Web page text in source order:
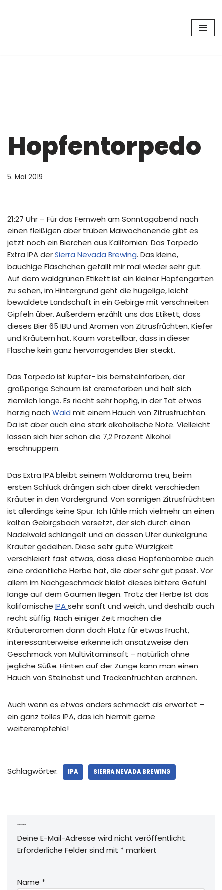
Hopfentorpedo
5. Mai 2019
21:27 Uhr – Für das Fernweh am Sonntagabend nach
einen fleißigen aber trüben Maiwochenende gibt es
jetzt noch ein Bierchen aus Kalifornien: Das Torpedo
Extra IPA derSierra Nevada Brewing. Das kleine,
bauchige Fläschchen gefällt mir mal wieder sehr gut.
Auf dem waldgrünen Etikett ist ein kleiner Hopfengarten
zu sehen, im Hintergrund geht die hügelige, leicht
bewaldete Landschaft in ein Gebirge mit verschneiten
Gipfeln über. Außerdem erzählt uns das Etikett, dass
dieses Bier 65 IBU und Aromen von Zitrusfrüchten, Kiefer
und Kräutern hat. Kaum vorstellbar, dass in dieser
Flasche kein ganz hervorragendes Bier steckt.
Das Torpedo ist kupfer- bis bernsteinfarben, der
großporige Schaum ist cremefarben und hält sich
ziemlich lange. Es riecht sehr hopfig, in der Tat etwas
harzig nach Wald mit einem Hauch von Zitrusfrüchten.
Da ist aber auch eine stark alkoholische Note. Vielleicht
lassen sich hier schon die 7,2 Prozent Alkohol
erschnuppern.
Das Extra IPA bleibt seinem Waldaroma treu, beim
ersten Schluck drängen sich aber direkt verschieden
Kräuter in den Vordergrund. Von sonnigen Zitrusfrüchten
ist allerdings keine Spur. Ich fühle mich vielmehr an einen
kalten Gebirgsbach versetzt, der sich durch einen
Nadelwald schlängelt und an dessen Ufer dunkelgrüne
Kräuter gedeihen. Diese sehr gute Würzigkeit
verschleiert fast etwas, dass diese Hopfenbombe auch
eine ordentliche Herbe hat, die aber sehr gut passt. Vor
allem im Nachgeschmack bleibt dieses bittere Gefühl
lange auf dem Gaumen liegen. Trotz der Herbe ist das
kalifornische IPAsehr sanft und weich, und deshalb auch
recht süffig. Nach einiger Zeit machen die
Kräuteraromen dann doch Platz für etwas Frucht,
interessanterweise erkenne ich ansatzweise den
Geschmack von Multivitaminsaft – natürlich ohne
jegliche Süße. Hinten auf der Zunge kann man einen
Hauch von Steinobst und Trockenfrüchten erahnen.
Auch wenn es etwas anders schmeckt als erwartet –
ein ganz tolles IPA, das ich hiermit gerne
weiterempfehle!
Schlagwörter: IPA SIERRA NEVADA BREWING
Deine E-Mail-Adresse wird nicht veröffentlicht.
Erforderliche Felder sind mit *markiert
Name *